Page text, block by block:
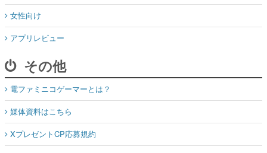
女性向け
アプリレビュー
その他
電ファミニコゲーマーとは？
媒体資料はこちら
XプレゼントCP応募規約